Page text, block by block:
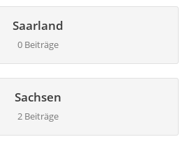
Saarland
0 Beiträge
Sachsen
2 Beiträge